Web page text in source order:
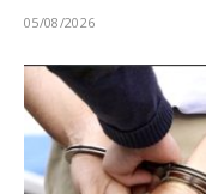
05/08/2026